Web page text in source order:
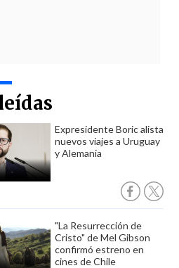
Expresidente Boric alista
nuevos viajes a Uruguay
y Alemania
"La Resurrección de
Cristo" de Mel Gibson
confirmó estreno en
cines de Chile